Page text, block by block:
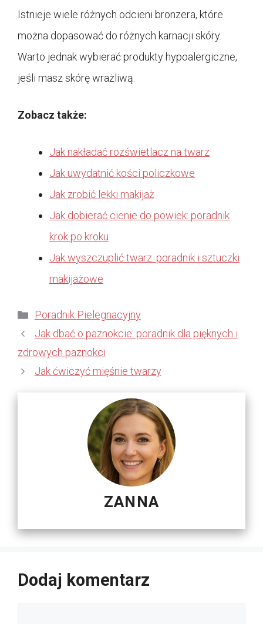
Istnieje wiele różnych odcieni bronzera, które
można dopasować do różnych karnacji skóry.
Warto jednak wybierać produkty hypoalergiczne,
jeśli masz skórę wrażliwą.
Zobacz także:
Jak nakładać rozświetlacz na twarz
Jak uwydatnić kości policzkowe
Jak zrobić lekki makijaż
Jak dobierać cienie do powiek: poradnik
krok po kroku
Jak wyszczuplić twarz: poradnik i sztuczki
makijażowe
Kategorie
Poradnik Pielegnacyjny
Jak dbać o paznokcie: poradnik dla pięknych i
zdrowych paznokci
Jak ćwiczyć mięśnie twarzy
ZANNA
Dodaj komentarz